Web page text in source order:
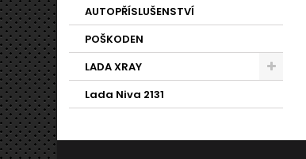
AUTOPŘÍSLUŠENSTVÍ
POŠKODEN
LADA XRAY
Lada Niva 2131